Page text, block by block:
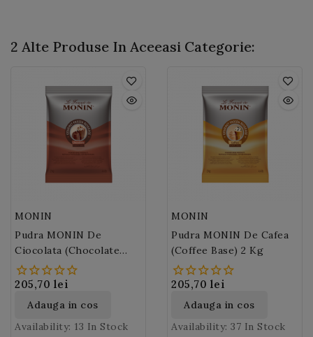
2 Alte Produse In Aceeasi Categorie:
MONIN
Pudra MONIN De
Ciocolata (Chocolate
Base) 2 Kg
205,70 lei
Adauga in cos
Availability: 13 In Stock
MONIN
Pudra MONIN De Cafea
(Coffee Base) 2 Kg
205,70 lei
Adauga in cos
Availability: 37 In Stock